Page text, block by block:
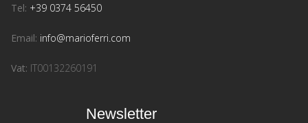
Tel: +39 0374 56450
Email: info@marioferri.com
Vat: IT00132260191
Newsletter